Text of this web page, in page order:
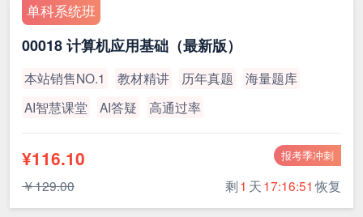
单科系统班
00018 计算机应用基础（最新版）
本站销售NO.1 教材精讲 历年真题
海量题库
AI智慧课堂
AI答疑 高通过率
报考季冲刺
¥116.10
￥129.00 剩1 天17:16:51 恢复